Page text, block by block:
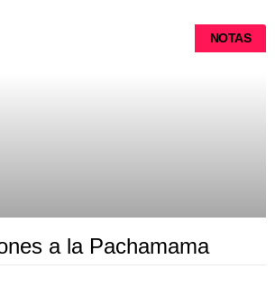
NOTAS
a la Pachamama